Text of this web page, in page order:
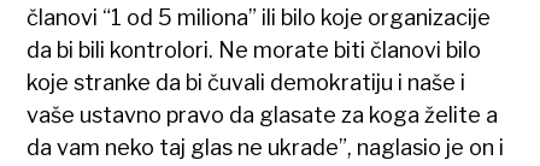
članovi “1 od 5 miliona” ili bilo koje organizacije
da bi bili kontrolori. Ne morate biti članovi bilo
koje stranke da bi čuvali demokratiju i naše i
vaše ustavno pravo da glasate za koga želite a
da vam neko taj glas ne ukrade”, naglasio je on i